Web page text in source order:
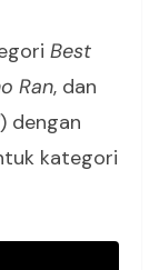
Best
Ran, dan
) dengan
kategori